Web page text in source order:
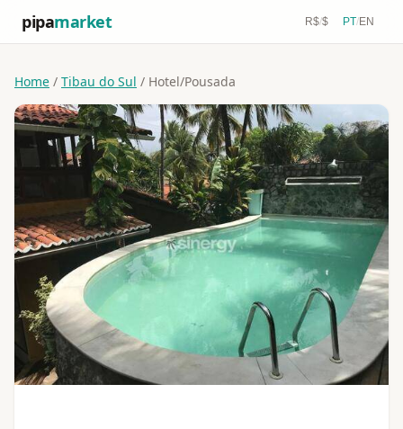
pipamarket R$/$ PT/EN
Home / Tibau do Sul / Hotel/Pousada